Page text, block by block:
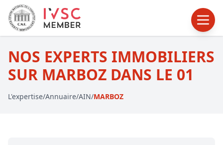
NOS EXPERTS IMMOBILIERS
SUR MARBOZ DANS LE 01
L'expertise/Annuaire/AIN/MARBOZ